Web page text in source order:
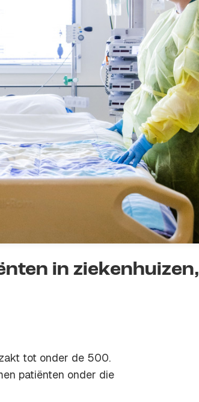
in ziekenhuizen,
tot onder de 500.
patiënten onder die